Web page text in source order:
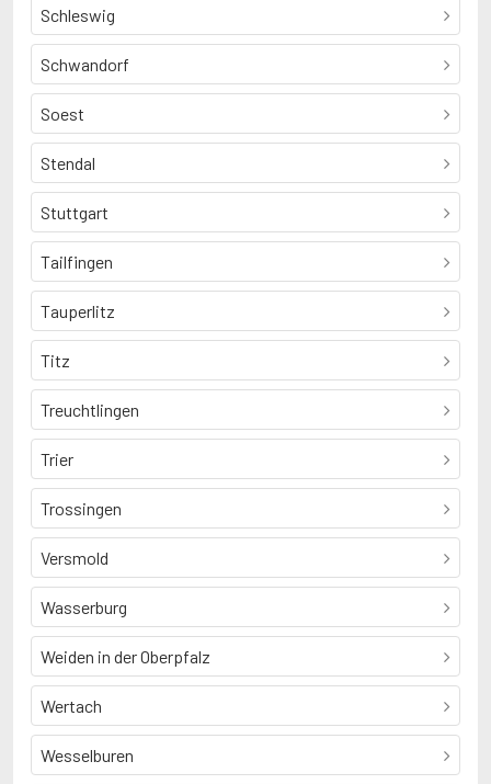
Schleswig
Schwandorf
Soest
Stendal
Stuttgart
Tailfingen
Tauperlitz
Titz
Treuchtlingen
Trier
Trossingen
Versmold
Wasserburg
Weiden in der Oberpfalz
Wertach
Wesselburen